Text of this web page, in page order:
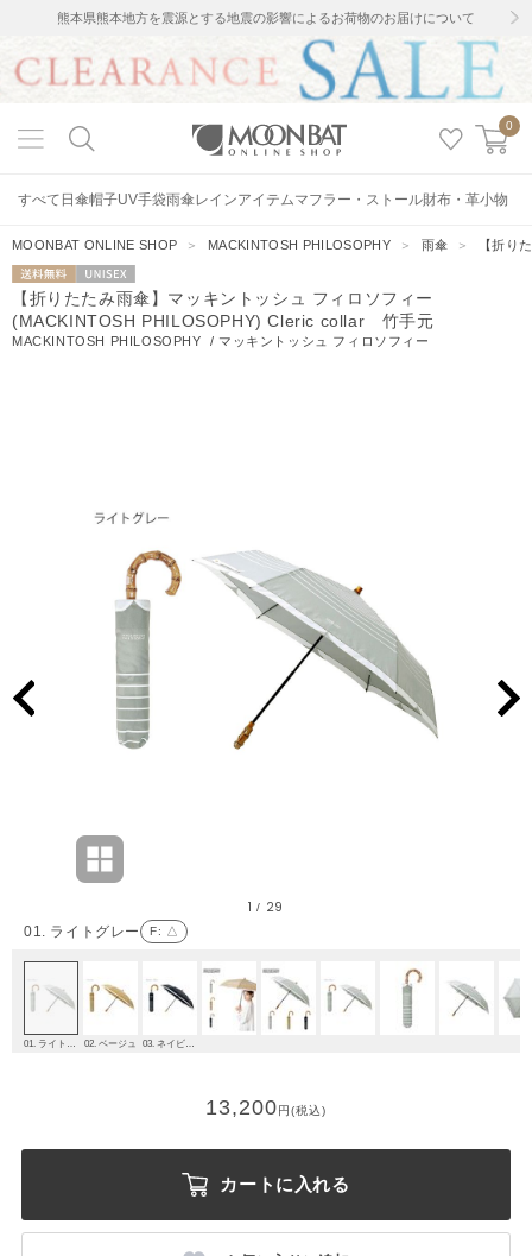
熊本県熊本地方を震源とする地震の影響によるお荷物のお届けについて
0
すべて 日傘帽子UV手袋雨傘レインアイテムマフラー・ストール財布・革小物
MOONBAT ONLINE SHOP ＞ MACKINTOSH PHILOSOPHY＞ 雨傘 ＞ 【折り
送料無料 UNISEX
【折りたたみ雨傘】マッキントッシュ フィロソフィー
(MACKINTOSH PHILOSOPHY) Cleric collar 竹手元
MACKINTOSH PHILOSOPHY / マッキントッシュ フィロソフィー
01. ライトグレー F: △
1 / 29
02. ベージュ
13,200円(税込)
カートに入れる